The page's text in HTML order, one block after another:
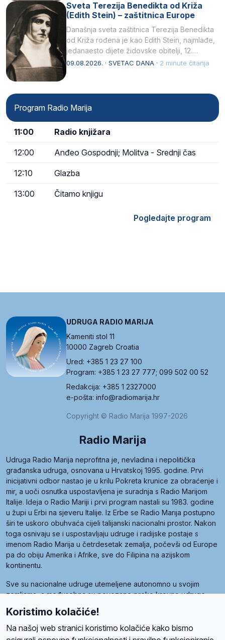
Sveta Terezija Benedikta od Križa
(Edith Stein) – zaštitnica Europe
Današnja sveta zaštitnica Terezija Benedikta
od Križa rođena je kao Edith Stein, najmlađe,
jedanaesto dijete židovske obitelji, 12.
listopada 1891, u Wrocławu…
09.08.2026. · SVETAC DANA · 2 minute čitanja
Program Radio Marija
11:00 Radio knjižara
12:00 Anđeo Gospodnji; Molitva - Srednji čas
12:10 Glazba
13:00 Čitamo knjigu
Pogledajte program
UDRUGA RADIO MARIJA
Kameniti stol 11
10000 Zagreb Croatia
Ured: +385 1 23 27 100
Program: +385 1 23 27 777; 099 502 00 52
Redakcija: +385 1 2327000
e-pošta: info@radiomarija.hr
Copyright © Radio Marija 1997-2026
Radio Marija
Udruga Radio Marija neprofitna je, nevladina i nepolitička
građanska udruga, osnovana u Hrvatskoj 1995. godine. Prvi
inicijativni odbor nastao je u krilu Pokreta krunice za obraćenje i
mir, a uoči osnutka uspostavljena je suradnja s Radio Marijom
Italije. Ideja o Radio Mariji i prvi program nastali su 1983. godine
u župi u Erbi na sjeveru Italije. Iz Erbe se Radio Marija postupno
širi te uskoro obuhvaća cijeli talijanski nacionalni prostor. Nakon
toga osnivaju se i uspostavljaju udruge i radijske postaje s
imenom Radio Marija u četrdesetak zemalja, počevši od Europe
pa do obiju Amerika i Afrike, sve do Filipina na azijskom
kontinentu.
Sve su nacionalne udruge utemeljene autonomno u svojim
zemljama, a međusobna su povezane preko krovne udruge
Radio Maria). Svjetsku obitelj utemeljilo je sedam članica, među
kojima je i hrvatska Udruga Radio Marija.
Koristimo kolačiće!
Na našoj web stranici koristimo kolačiće kako bismo